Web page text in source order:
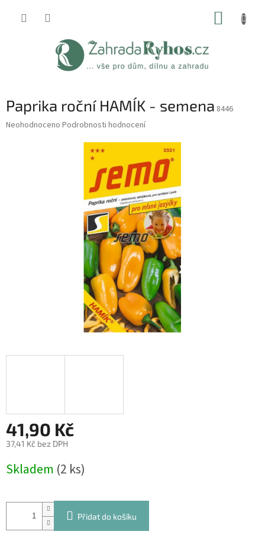
Paprika roční HAMÍK - semena 8446
Průměrné
Neohodnoceno Podrobnosti hodnocení
41,90 Kč
37,41 Kč bez DPH
cena:
Skladem (2 ks)
Přidat do košíku